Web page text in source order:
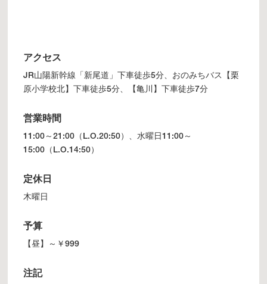
アクセス
JR山陽新幹線「新尾道」下車徒歩5分、おのみちバス【栗
原小学校北】下車徒歩5分、【亀川】下車徒歩7分
営業時間
11:00～21:00（L.O.20:50）、水曜日11:00～
15:00（L.O.14:50）
定休日
木曜日
予算
【昼】～￥999
注記